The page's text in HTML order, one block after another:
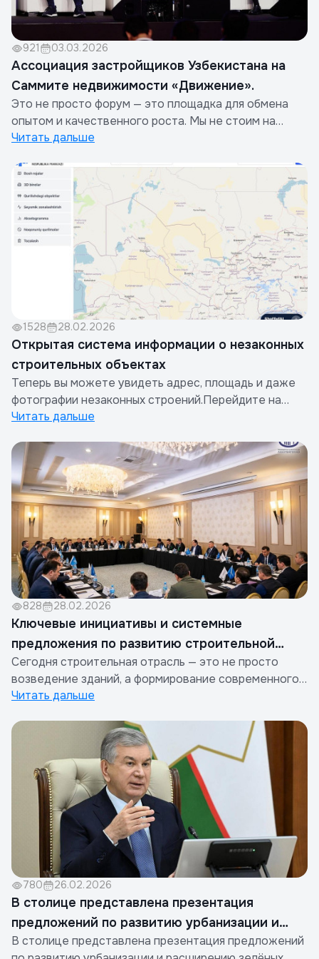
921 03.03.2026
Ассоциация застройщиков Узбекистана на
Саммите недвижимости «Движение».
Это не просто форум — это площадка для обмена
опытом и качественного роста. Мы не стоим на
месте: опираясь на уже созданный фундамент, мы
жилые комплексы и города становились ещё
технологичнее и комфортнее.
Читать дальше
1528 28.02.2026
Открытая система информации о незаконных
строительных объектах
Теперь вы можете увидеть адрес, площадь и даже
фотографии незаконных строений.Перейдите на
сайт dshk.shaffofqurilish.uz, выберите раздел
нажмите на точки на карте.Система была недавно
запущена, и информация о незаконных объектах
добавляется поэтапно. Если...
Читать дальше
828 28.02.2026
Ключевые инициативы и системные
предложения по развитию строительной
отрасли
Сегодня строительная отрасль — это не просто
возведение зданий, а формирование современного
образа жизни и основы будущего. Однако задержки
барьеры оказывают негативное влияние не только
на предпринимателей, но и на экономику в
целом.Ассоциация застройщиков...
Читать дальше
780 26.02.2026
В столице представлена презентация
предложений по развитию урбанизации и
расширению зелёных зон
В столице представлена презентация предложений